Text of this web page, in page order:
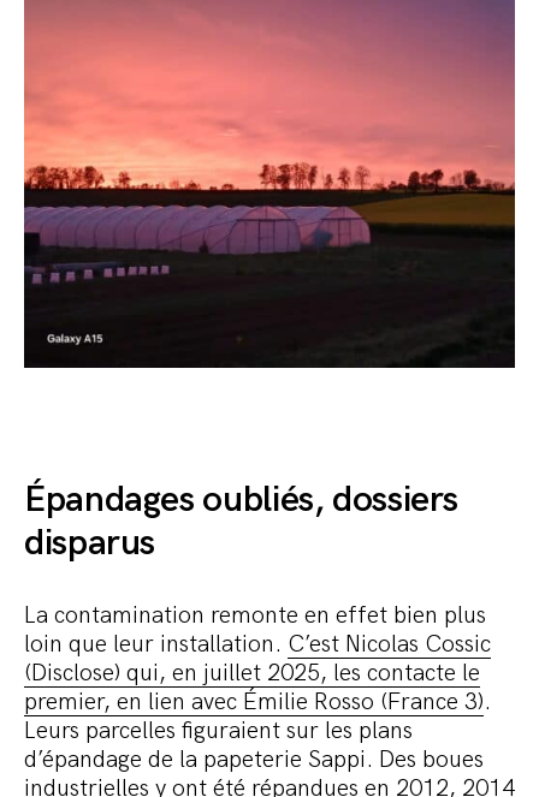
Épandages oubliés, dossiers
disparus
La contamination remonte en effet bien plus
loin que leur installation. C’est Nicolas Cossic
(Disclose) qui, en juillet 2025, les contacte le
premier, en lien avec Émilie Rosso (France 3).
Leurs parcelles figuraient sur les plans
d’épandage de la papeterie Sappi. Des boues
industrielles y ont été répandues en 2012, 2014